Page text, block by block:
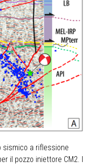
sismico a riflessione
il pozzo iniettore CM2. I